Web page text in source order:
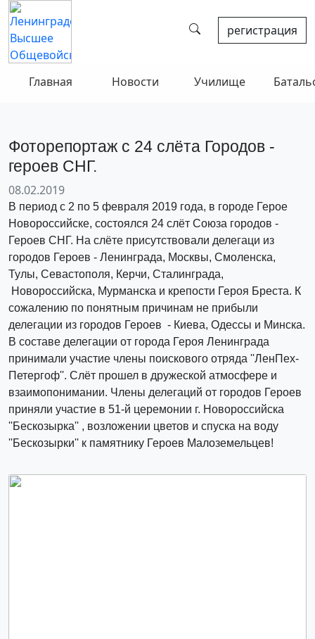
регистрация
Главная Новости Училище
Фоторепортаж с 24 слёта Городов -
героев СНГ.
08.02.2019
В период с 2 по 5 февраля 2019 года, в городе Герое
Новороссийске, состоялся 24 слёт Союза городов -
Героев СНГ. На слёте присутствовали делегаци из
городов Героев - Ленинграда, Москвы, Смоленска,
Тулы, Севастополя, Керчи, Сталинграда,
Новороссийска, Мурманска и крепости Героя Бреста. К
сожалению по понятным причинам не прибыли
делегации из городов Героев - Киева, Одессы и Минска.
В составе делегации от города Героя Ленинграда
принимали участие члены поискового отряда ''ЛенПех-
Петергоф''. Слёт прошел в дружеской атмосфере и
взаимопонимании. Члены делегаций от городов Героев
приняли участие в 51-й церемонии г. Новороссийска
''Бескозырка'' , возложении цветов и спуска на воду
''Бескозырки'' к памятнику Героев Малоземельцев!